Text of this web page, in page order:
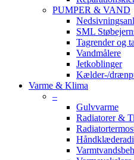
PUMPER & VAND
SML
Tagrender og
Vandmålere
Jetkoblinger
Kælder-/
Varme & Klima
–
Gulvvarme
Radiatorer &